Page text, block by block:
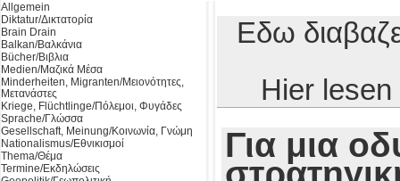
Allgemein
Diktatur/Δικτατορία
Brain Drain
Balkan/Βαλκάνια
Bücher/Βιβλια
Medien/Μαζικά Μέσα
Minderheiten, Migranten/Μειονότητες,
Μετανάστες
Kriege, Flüchtlinge/Πόλεμοι, Φυγάδες
Sprache/Γλώσσα
Gesellschaft, Meinung/Κοινωνία, Γνώμη
Nationalismus/Εθνικισμοί
Thema/Θέμα
Termine/Εκδηλώσεις
Εδω
Hier
Για μια